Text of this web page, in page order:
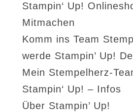
Stampin‘ Up!
Mitmachen
Komm ins Team
werde Stampin’ Up!
Mein Stempelherz-
Stampin‘ Up! – Infos
Über Stampin’ Up!